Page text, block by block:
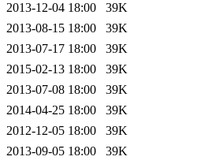
2013-12-04 18:00
39K
2013-08-15 18:00
39K
2013-07-17 18:00
39K
2015-02-13 18:00
39K
2013-07-08 18:00
39K
2014-04-25 18:00
39K
2012-12-05 18:00
39K
2013-09-05 18:00
39K